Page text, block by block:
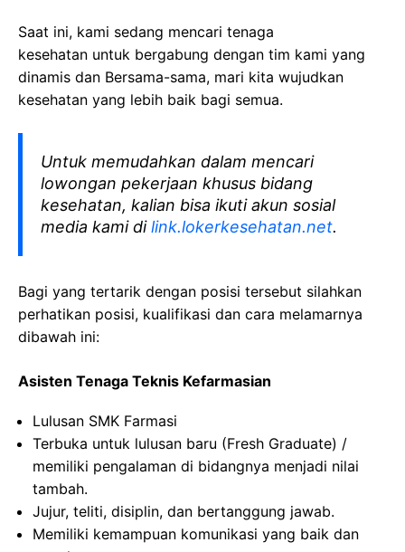
Saat ini, kami sedang mencari tenaga
kesehatan untuk bergabung dengan tim kami yang
dinamis dan Bersama-sama, mari kita wujudkan
kesehatan yang lebih baik bagi semua.
Untuk memudahkan dalam mencari
lowongan pekerjaan khusus bidang
kesehatan, kalian bisa ikuti akun sosial
media kami dilink.lokerkesehatan.net.
Bagi yang tertarik dengan posisi tersebut silahkan
perhatikan posisi, kualifikasi dan cara melamarnya
dibawah ini:
Asisten Tenaga Teknis Kefarmasian
Lulusan SMK Farmasi
Terbuka untuk lulusan baru (Fresh Graduate) /
memiliki pengalaman di bidangnya menjadi nilai
tambah.
Jujur, teliti, disiplin, dan bertanggung jawab.
Memiliki kemampuan komunikasi yang baik dan